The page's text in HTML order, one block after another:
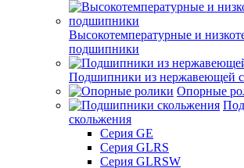
Высокотемпературные и
подшипники
Подшипники из нержавеющей
Опорные
скольжения
Серия GE
Серия GLRS
Серия GLRSW